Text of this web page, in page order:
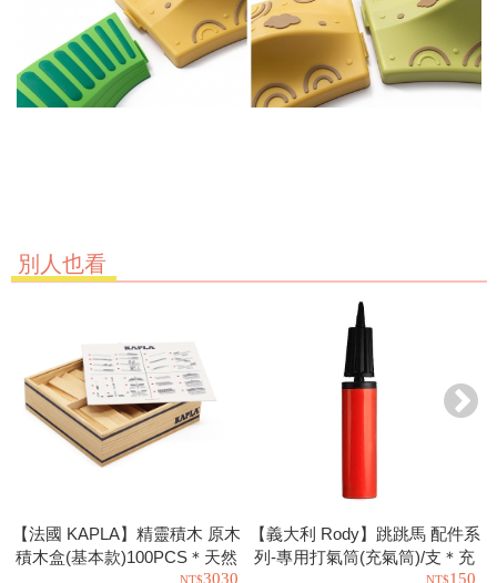
別人也看
【法國 KAPLA】精靈積木 原木
積木盒(基本款)100PCS＊天然
3030
【義大利 Rody】跳跳馬 配件系
列-專用打氣筒(充氣筒)/支＊充
150